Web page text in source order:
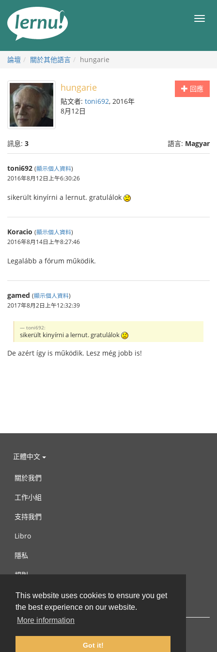
This website uses cookies to ensure you get
the best experience on our website.
More information
Got it!
目
論壇 關於其他語言 hungarie
回應
hungarie
貼文者: toni692, 2016年
8月12日
訊息: 3 語言: Magyar
toni692 (顯示個人資料)
2016年8月12日上午6:30:26
sikerült kinyírni a lernut. gratulálok
Koracio (顯示個人資料)
2016年8月14日上午8:27:46
Legalább a fórum működik.
gamed (顯示個人資料)
2017年8月2日上午12:32:39
toni692:
sikerült kinyírni a lernut. gratulálok
De azért így is működik. Lesz még jobb is!
正體中文
關於我們
工作小組
支持我們
Libro
隱私
規則
連絡我們